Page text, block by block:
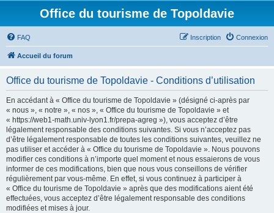
Office du tourisme de Topoldavie
FAQ Connexion
Inscription
Accueil du forum
Office du tourisme de Topoldavie - Conditions d’utilisation
En accédant à « Office du tourisme de Topoldavie » (désigné ci-après par
« nous », « notre », « nos », « Office du tourisme de Topoldavie » et
« https://web1-math.univ-lyon1.fr/prepa-agreg »), vous acceptez d’être
légalement responsable des conditions suivantes. Si vous n’acceptez pas
d’être légalement responsable de toutes les conditions suivantes, veuillez ne
pas utiliser et accéder à « Office du tourisme de Topoldavie ». Nous pouvons
modifier ces conditions à n’importe quel moment et nous essaierons de vous
informer de ces modifications, bien que nous vous conseillons de vérifier
régulièrement par vous-même. En effet, si vous continuez à participer à
« Office du tourisme de Topoldavie » après que des modifications aient été
effectuées, vous acceptez d’être légalement responsable des conditions
modifiées et mises à jour.